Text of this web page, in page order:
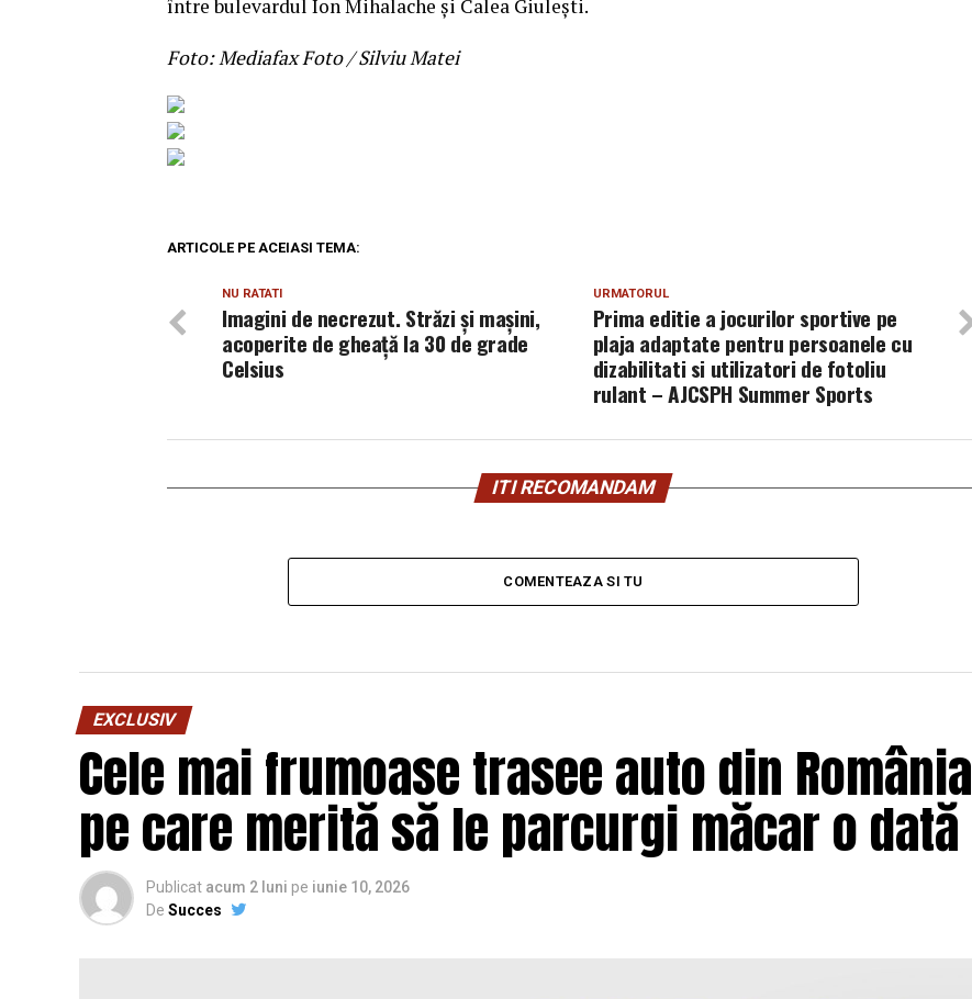
între bulevardul Ion Mihalache şi Calea Giuleşti.
Foto: Mediafax Foto / Silviu Matei
ARTICOLE PE ACEIASI TEMA:
URMATORUL
Prima editie a jocurilor sportive pe
plaja adaptate pentru persoanele cu
dizabilitati si utilizatori de fotoliu
rulant – AJCSPH Summer Sports
NU RATATI
Imagini de necrezut. Străzi şi maşini,
acoperite de gheaţă la 30 de grade
Celsius
ITI RECOMANDAM
COMENTEAZA SI TU
EXCLUSIV
Cele mai frumoase trasee auto din România
pe care merită să le parcurgi măcar o dată
Publicat acum 2 luni pe iunie 10, 2026
De Succes